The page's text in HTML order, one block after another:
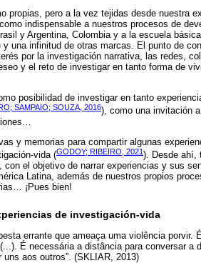
propias, pero a la vez tejidas desde nuestra
indispensable a nuestros procesos de
y Argentina, Colombia y a la escuela
una infinitud de otras marcas. El punto de
por la investigación narrativa, las redes,
y el reto de investigar en tanto forma de
posibilidad de investigar en tanto
SAMPAIO; SOUZA, 2016), como una invitación
y memorias para compartir algunas
vida (GODOY; RIBEIRO, 2021). Desde ahí,
con el objetivo de narrar experiencias y sus
Latina, además de nuestros propios
¡Pues bien!
de investigación-vida
errante que ameaça uma violência porvir.
É necessária a distância para conversar a
aos outros”. (SKLIAR, 2013)